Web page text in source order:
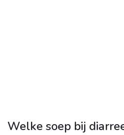
Welke soep bij